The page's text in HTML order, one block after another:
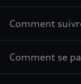
Comment
Comment se